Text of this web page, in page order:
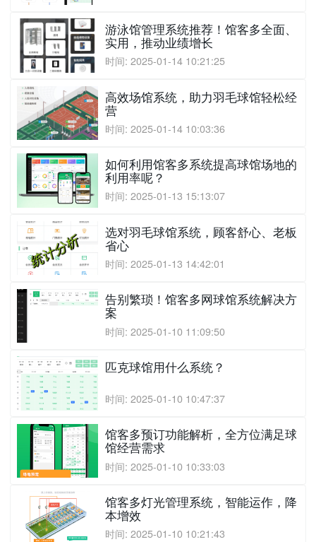
游泳馆管理系统推荐！馆客多全面、
实用，推动业绩增长
时间: 2025-01-14 10:21:25
高效场馆系统，助力羽毛球馆轻松经
营
时间: 2025-01-14 10:03:36
如何利用馆客多系统提高球馆场地的
利用率呢？
时间: 2025-01-13 15:13:07
选对羽毛球馆系统，顾客舒心、老板
省心
时间: 2025-01-13 14:42:01
告别繁琐！馆客多网球馆系统解决方
案
时间: 2025-01-10 11:09:50
匹克球馆用什么系统？
时间: 2025-01-10 10:47:37
馆客多预订功能解析，全方位满足球
馆经营需求
时间: 2025-01-10 10:33:03
馆客多灯光管理系统，智能运作，降
本增效
时间: 2025-01-10 10:21:43